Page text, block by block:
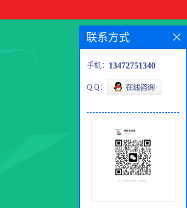
联系方式
手机： 13472751340
Q Q：